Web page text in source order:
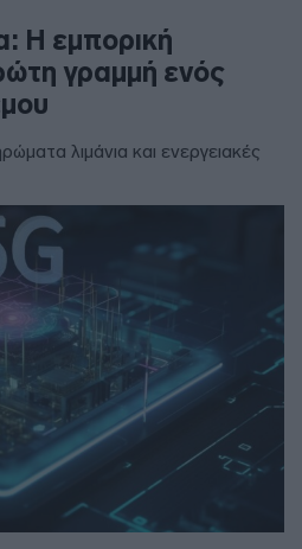
Η εμπορική
γραμμή ενός
λιμάνια και ενεργειακές